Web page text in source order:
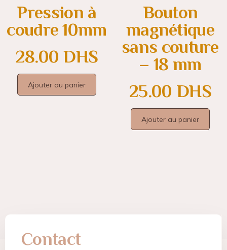
Pression à
coudre 10mm
28.00 DHS
Ajouter au panier
Bouton
magnétique
sans couture
– 18 mm
25.00 DHS
Ajouter au panier
Contact